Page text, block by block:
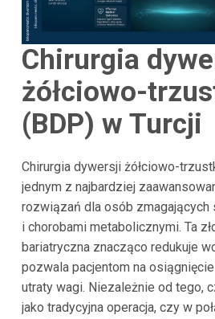
Chirurgia
żółciowo-
(BDP) w Turcji
Chirurgia dywersji żółciowo-
jednym z najbardziej
rozwiązań dla osób zmagających
i chorobami metabolicznymi. Ta
bariatryczna znacząco redukuje
pozwala pacjentom na osiągnięcie
utraty wagi. Niezależnie od tego,
jako tradycyjna operacja, czy w